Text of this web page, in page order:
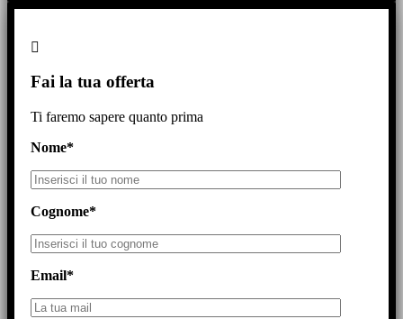
Fai la tua offerta
Ti faremo sapere quanto prima
Nome*
Cognome*
Email*